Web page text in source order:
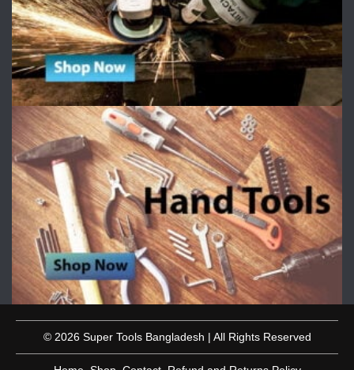
© 2026 Super Tools Bangladesh | All Rights Reserved